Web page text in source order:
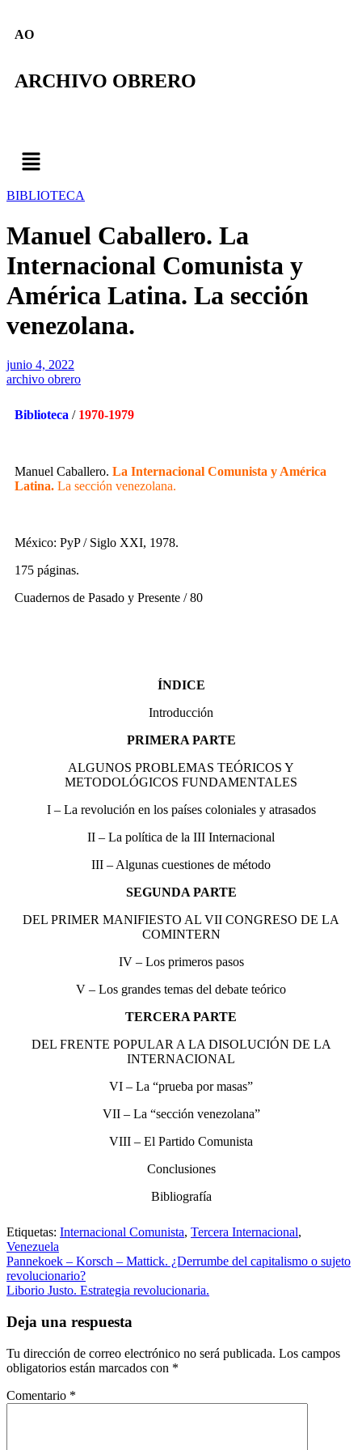
AO
ARCHIVO OBRERO
BIBLIOTECA
Manuel Caballero. La
Internacional Comunista y
América Latina. La sección
venezolana.
junio 4, 2022
archivo obrero
Biblioteca / 1970-1979
Manuel Caballero. La Internacional Comunista y América
Latina. La sección venezolana.
México: PyP / Siglo XXI, 1978.
175 páginas.
Cuadernos de Pasado y Presente / 80
ÍNDICE
Introducción
PRIMERA PARTE
ALGUNOS PROBLEMAS TEÓRICOS Y
METODOLÓGICOS FUNDAMENTALES
I – La revolución en los países coloniales y atrasados
II – La política de la III Internacional
III – Algunas cuestiones de método
SEGUNDA PARTE
DEL PRIMER MANIFIESTO AL VII CONGRESO DE LA
COMINTERN
IV – Los primeros pasos
V – Los grandes temas del debate teórico
TERCERA PARTE
DEL FRENTE POPULAR A LA DISOLUCIÓN DE LA
INTERNACIONAL
VI – La “prueba por masas”
VII – La “sección venezolana”
VIII – El Partido Comunista
Conclusiones
Bibliografía
Etiquetas: Internacional Comunista, Tercera Internacional,
Venezuela
Pannekoek – Korsch – Mattick. ¿Derrumbe del capitalismo o sujeto
revolucionario?
Liborio Justo. Estrategia revolucionaria.
Deja una respuesta
Tu dirección de correo electrónico no será publicada. Los campos
obligatorios están marcados con *
Comentario *